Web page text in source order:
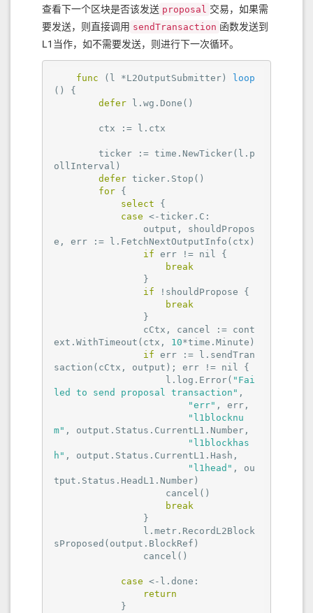
查看下一个区块是否该发送 proposal 交易，如果需
要发送，则直接调用 sendTransaction 函数发送到
L1当作，如不需要发送，则进行下一次循环。
func (l *L2OutputSubmitter)
loop
()
{
defer l.wg.Done()
ollInterval)
defer ticker.Stop()
for {
select {
case <-ticker.C:
e, err := l.FetchNextOutputInfo(ctx)
if err != nil
{
break
if !shouldPropose {
break
ext.WithTimeout(ctx, 10*time.Minute)
if err := l.sendTran
saction(cCtx, output); err != nil
{
                    l.log.Error(
"Fai
led to send proposal transaction" ,
"err" , err,
"l1blocknu
m" , output.Status.CurrentL1.Number,
"l1blockhas
h" , output.Status.CurrentL1.Hash,
"l1head" , ou
tput.Status.HeadL1.Number)
break
sProposed(output.BlockRef)
case <-l.done:
return